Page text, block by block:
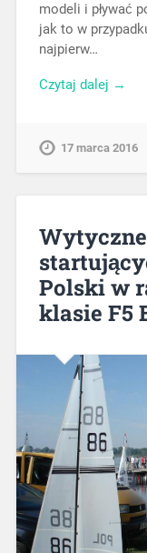
modeli i pływać
jak to w
najpierw…
Czytaj dalej →
17 marca 2016
Polski w
klasie F5